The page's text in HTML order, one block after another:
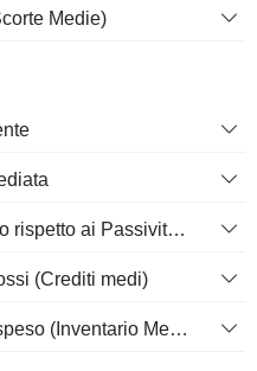
Medie)
Flusso di Cassa Operativo rispetto ai Passività Correnti
(Crediti medi)
Giorni di Inventario in Sospeso (Inventario Medio)